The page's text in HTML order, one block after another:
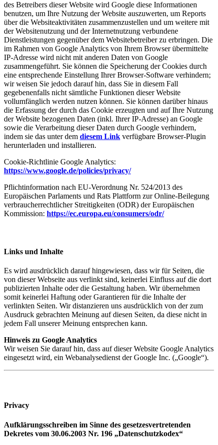
des Betreibers dieser Website wird Google diese Informationen
benutzen, um Ihre Nutzung der Website auszuwerten, um Reports
über die Websiteaktivitäten zusammenzustellen und um weitere mit
der Websitenutzung und der Internetnutzung verbundene
Dienstleistungen gegenüber dem Websitebetreiber zu erbringen. Die
im Rahmen von Google Analytics von Ihrem Browser übermittelte
IP-Adresse wird nicht mit anderen Daten von Google
zusammengeführt. Sie können die Speicherung der Cookies durch
eine entsprechende Einstellung Ihrer Browser-Software verhindern;
wir weisen Sie jedoch darauf hin, dass Sie in diesem Fall
gegebenenfalls nicht sämtliche Funktionen dieser Website
vollumfänglich werden nutzen können. Sie können darüber hinaus
die Erfassung der durch das Cookie erzeugten und auf Ihre Nutzung
der Website bezogenen Daten (inkl. Ihrer IP-Adresse) an Google
sowie die Verarbeitung dieser Daten durch Google verhindern,
indem sie das unter dem diesem Link verfügbare Browser-Plugin
herunterladen und installieren.
Cookie-Richtlinie Google Analytics:
https://www.google.de/policies/privacy/
Pflichtinformation nach EU-Verordnung Nr. 524/2013 des
Europäischen Parlaments und Rats Plattform zur Online-Beilegung
verbraucherrechtlicher Streitigkeiten (ODR) der Europäischen
Kommission: https://ec.europa.eu/consumers/odr/
Links und Inhalte
Es wird ausdrücklich darauf hingewiesen, dass wir für Seiten, die
von dieser Webseite aus verlinkt sind, keinerlei Einfluss auf die dort
publizierten Inhalte oder die Gestaltung haben. Wir übernehmen
somit keinerlei Haftung oder Garantieren für die Inhalte der
verlinkten Seiten. Wir distanzieren uns ausdrücklich von der zum
Ausdruck gebrachten Meinung auf diesen Seiten, da diese nicht in
jedem Fall unserer Meinung entsprechen kann.
Hinweis zu Google Analytics
Wir weisen Sie darauf hin, dass auf dieser Website Google Analytics
eingesetzt wird, ein Webanalysedienst der Google Inc. („Google“).
Privacy
Aufklärungsschreiben im Sinne des gesetzesvertretenden
Dekretes vom 30.06.2003 Nr. 196 „Datenschutzkodex“